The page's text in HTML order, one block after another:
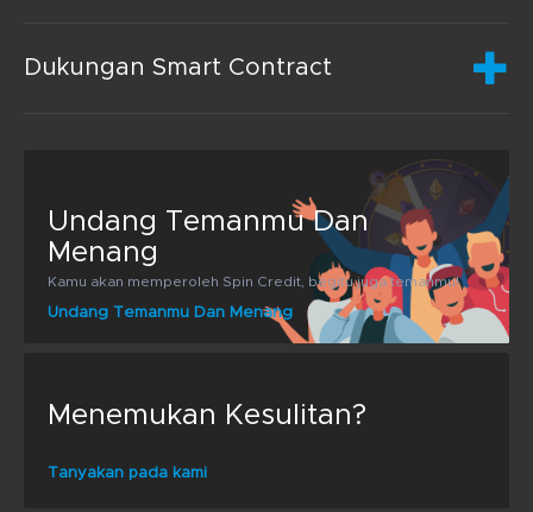
Dukungan Smart Contract
Undang Temanmu Dan
Menang
Kamu akan memperoleh Spin Credit, begitu juga temanmu!
Undang Temanmu Dan Menang
Menemukan Kesulitan?
Tanyakan pada kami